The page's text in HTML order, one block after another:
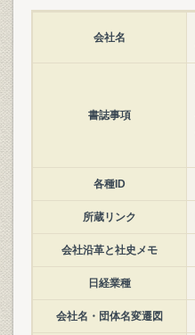
会社名
書誌事項
各種ID
所蔵リンク
会社沿革と社史メモ
日経業種
会社名・団体名変遷図